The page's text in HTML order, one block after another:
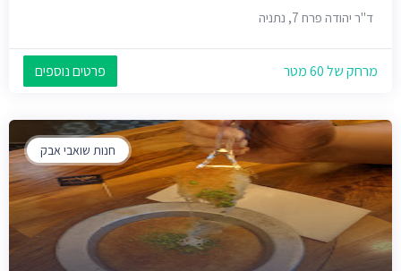
ד"ר יהודה פרח 7, נתניה
מרחק של 60 מטר פרטים נוספים
חנות שואבי אבק